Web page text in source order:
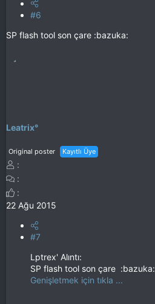
#6
SP flash tool son çare :bazuka:
Leatrix°
Original poster Kayıtlı Üye
22 Ağu 2015
#7
Lptrex' Alıntı:
SP flash tool son çare :bazuka:
Genişletmek için tıkla ...